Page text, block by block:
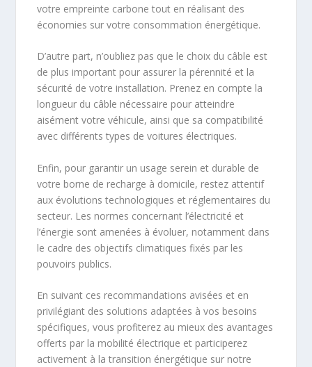
votre empreinte carbone tout en réalisant des
économies sur votre consommation énergétique.
D’autre part, n’oubliez pas que le choix du câble est
de plus important pour assurer la pérennité et la
sécurité de votre installation. Prenez en compte la
longueur du câble nécessaire pour atteindre
aisément votre véhicule, ainsi que sa compatibilité
avec différents types de voitures électriques.
Enfin, pour garantir un usage serein et durable de
votre borne de recharge à domicile, restez attentif
aux évolutions technologiques et réglementaires du
secteur. Les normes concernant l’électricité et
l’énergie sont amenées à évoluer, notamment dans
le cadre des objectifs climatiques fixés par les
pouvoirs publics.
En suivant ces recommandations avisées et en
privilégiant des solutions adaptées à vos besoins
spécifiques, vous profiterez au mieux des avantages
offerts par la mobilité électrique et participerez
activement à la transition énergétique sur notre